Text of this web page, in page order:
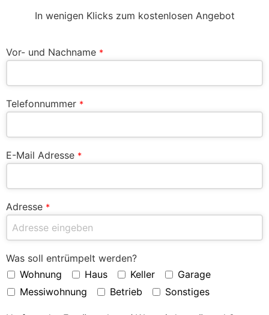
In wenigen Klicks zum kostenlosen Angebot
Vor- und Nachname *
Telefonnummer *
E-Mail Adresse *
Adresse *
Was soll entrümpelt werden?
Wohnung
Haus Keller
Garage
Messiwohnung
Betrieb Sonstiges